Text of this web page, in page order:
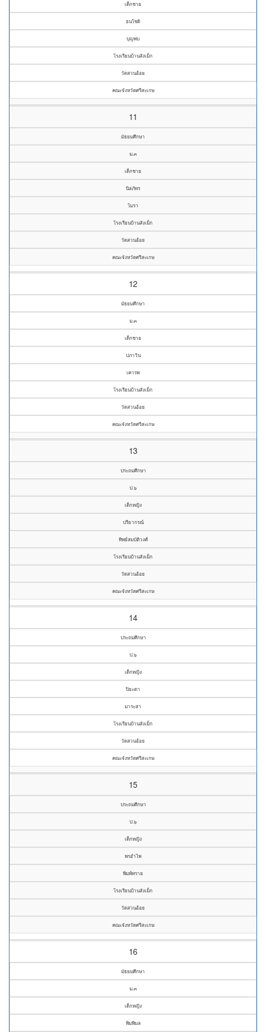
เด็กชาย
ธนโชติ
บุญพบ
โรงเรียนบ้านสังเม็ก
วัดสวนอ้อย
คณะจังหวัดศรีสะเกษ
11
มัธยมศึกษา
ม.๓
เด็กชาย
นิลภัทร
โมรา
โรงเรียนบ้านสังเม็ก
วัดสวนอ้อย
คณะจังหวัดศรีสะเกษ
12
มัธยมศึกษา
ม.๓
เด็กชาย
ปภาวิน
เคารพ
โรงเรียนบ้านสังเม็ก
วัดสวนอ้อย
คณะจังหวัดศรีสะเกษ
13
ประถมศึกษา
ป.๖
เด็กหญิง
ปรียากรณ์
ทิพย์สมบัติวงศ์
โรงเรียนบ้านสังเม็ก
วัดสวนอ้อย
คณะจังหวัดศรีสะเกษ
14
ประถมศึกษา
ป.๖
เด็กหญิง
ปิยะดา
มาระสา
โรงเรียนบ้านสังเม็ก
วัดสวนอ้อย
คณะจังหวัดศรีสะเกษ
15
ประถมศึกษา
ป.๖
เด็กหญิง
พรอำไพ
พิมพ์ทราย
โรงเรียนบ้านสังเม็ก
วัดสวนอ้อย
คณะจังหวัดศรีสะเกษ
16
มัธยมศึกษา
ม.๓
เด็กหญิง
พิมพิมล